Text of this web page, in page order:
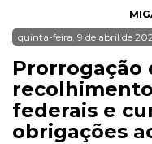
quinta-feira, 9 de abril de
Prorrogação
federais e
obrigações